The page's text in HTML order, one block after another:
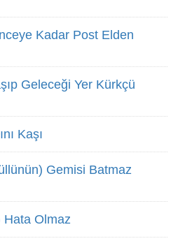
Kadar Post Elden
Geleceği Yer Kürkçü
Kaşı
Gemisi Batmaz
Olmaz